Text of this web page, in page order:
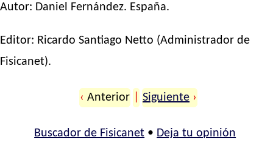
Autor: Daniel Fernández. España.
Editor: Ricardo Santiago Netto (Administrador de
Fisicanet).
‹ Anterior Siguiente ›
Buscador de Fisicanet • Deja tu opinión